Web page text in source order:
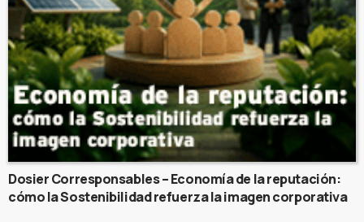
Dosier Corresponsables – Economía de la reputación:
cómo la Sostenibilidad refuerza la imagen corporativa